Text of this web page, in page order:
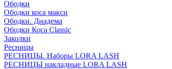
Ободки
Ободки коса макси
Ободки. Диадема
Ободки Коса Classic
Заколки
Ресницы
РЕСНИЦЫ. Наборы LORA LASH
РЕСНИЦЫ накладные LORA LASH